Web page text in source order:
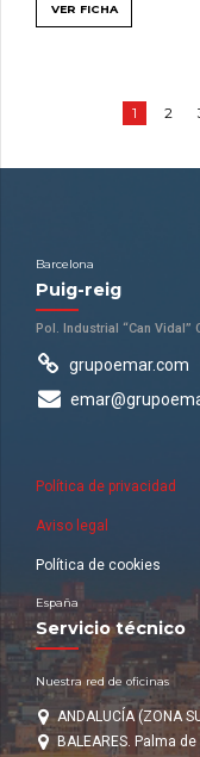
VER FICHA
1 2
Barcelona
Puig-reig
Pol. Industrial “Can Vidal”
grupoemar.com
Política de privacidad
Aviso legal
Política de cookies
España
Servicio técnico
Nuestra red de oficinas
ANDALUCÍA (ZONA
BALEARES. Palma